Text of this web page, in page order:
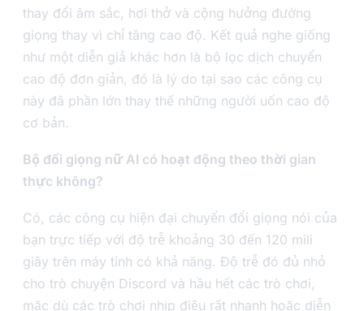
thay đổi âm sắc, hơi thở và cộng hưởng đường
giọng thay vì chỉ tăng cao độ. Kết quả nghe giống
như một diễn giả khác hơn là bộ lọc dịch chuyển
cao độ đơn giản, đó là lý do tại sao các công cụ
này đã phần lớn thay thế những người uốn cao độ
cơ bản.
Bộ đổi giọng nữ AI có hoạt động theo thời gian
thực không?
Có, các công cụ hiện đại chuyển đổi giọng nói của
bạn trực tiếp với độ trễ khoảng 30 đến 120 mili
giây trên máy tính có khả năng. Độ trễ đó đủ nhỏ
cho trò chuyện Discord và hầu hết các trò chơi,
mặc dù các trò chơi nhịp điệu rất nhanh hoặc diễn